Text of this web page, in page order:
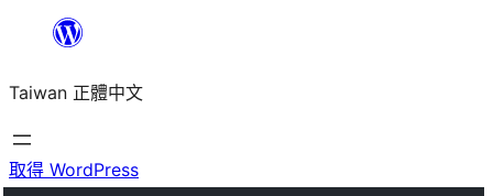
主
要
內
Taiwan 正體中文
取得 WordPress